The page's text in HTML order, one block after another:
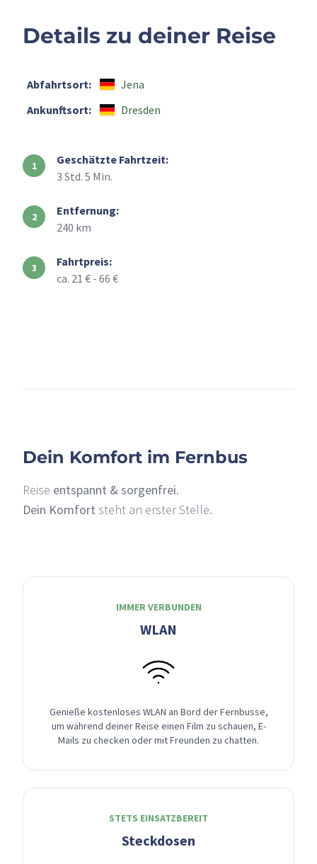
Details zu deiner Reise
Abfahrtsort:
Jena
Ankunftsort:
Dresden
Geschätzte Fahrtzeit:
3 Std. 5 Min.
Entfernung:
240 km
Fahrtpreis:
ca. 21 € - 66 €
Dein Komfort im Fernbus
Reise entspannt & sorgenfrei.
Dein Komfort steht an erster Stelle.
IMMER VERBUNDEN
WLAN
Genieße kostenloses WLAN an Bord der Fernbusse,
um während deiner Reise einen Film zu schauen, E-
Mails zu checken oder mit Freunden zu chatten.
STETS EINSATZBEREIT
Steckdosen